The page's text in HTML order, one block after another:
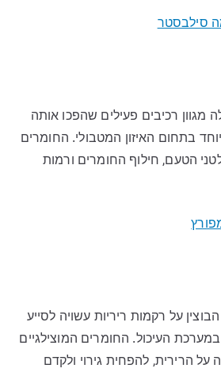
סילבסטר
מגוון רכיבים פעילים שהפכו אותה
בתחום האיזון המטבולי. החומרים
הטעם, חילוף החומרים ורמות
על רקמות ריריות עשויה לסייע
העיכול. החומרים המוצילגיים
על הרירית, להפחית גירוי ולקדם